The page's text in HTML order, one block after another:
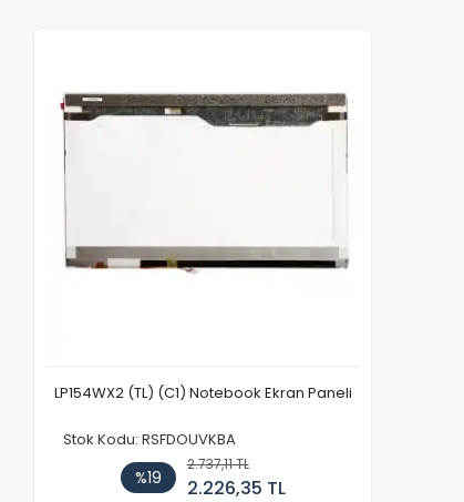
LP154WX2 (TL) (C1) Notebook Ekran Paneli
Stok Kodu: RSFDOUVKBA
%19
2.737,11 TL
2.226,35 TL